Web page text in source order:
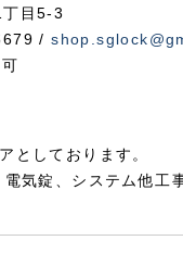
目5-3
/
としております。
気錠、システム他工